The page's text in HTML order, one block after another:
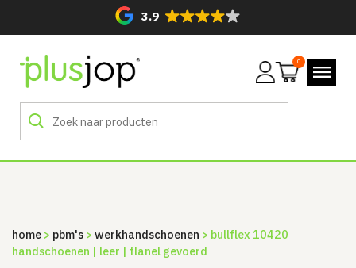
3.9
Mijn
0
home > pbm's > werkhandschoenen > bullflex 10420
handschoenen | leer | flanel gevoerd